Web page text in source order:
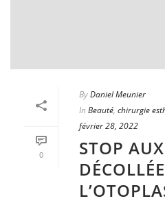
0
ByDaniel Meunier
In Beauté, chirurgie
février 28, 2022
STOP